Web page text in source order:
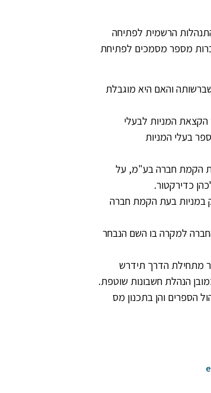
הרשמית לפתיחה
מספר מסמכים לפתיחת
והאם היא מוגבלת
הקצאת המניות לבעלי
בעלי המניות
הקמת חברה בע"מ, על
כדירקטור.
במניות בעת הקמת חברה
למקרה בו השם הנבחר
מתחילת הדרך תידרש
הנהלת חשבונות שוטפת.
הספרים והן בתכנון מס